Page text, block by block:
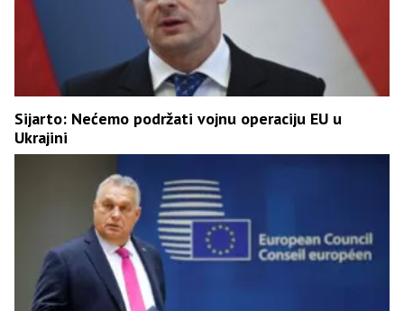
Sijarto: Nećemo podržati vojnu operaciju EU u
Ukrajini